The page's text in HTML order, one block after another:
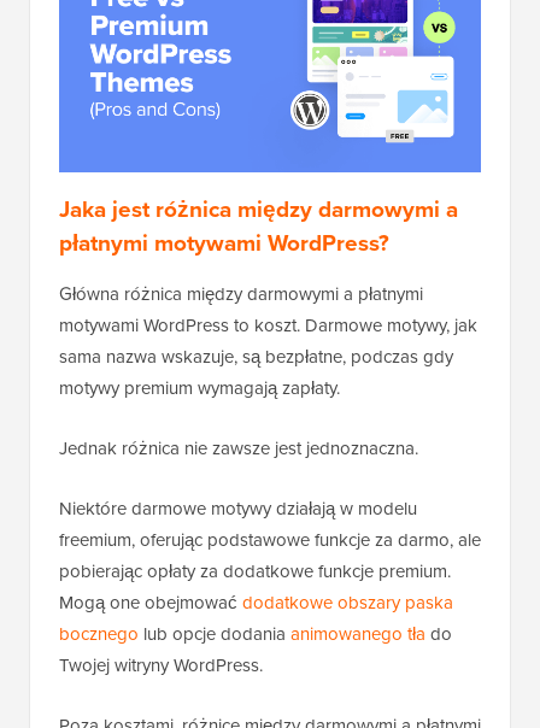
Jaka jest różnica między darmowymi a
płatnymi motywami WordPress?
Główna różnica między darmowymi a płatnymi
motywami WordPress to koszt. Darmowe motywy, jak
sama nazwa wskazuje, są bezpłatne, podczas gdy
motywy premium wymagają zapłaty.
Jednak różnica nie zawsze jest jednoznaczna.
Niektóre darmowe motywy działają w modelu
freemium, oferując podstawowe funkcje za darmo, ale
pobierając opłaty za dodatkowe funkcje premium.
Mogą one obejmować dodatkowe obszary paska
bocznego lub opcje dodania animowanego tła do
Twojej witryny WordPress.